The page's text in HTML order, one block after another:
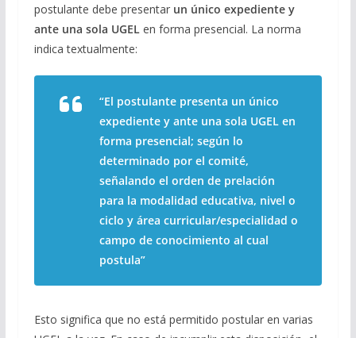
postulante debe presentar un único expediente y
ante una sola UGELen forma presencial. La norma
indica textualmente:
“El postulante presenta un único
expediente y ante una sola UGEL en
forma presencial; según lo
determinado por el comité,
señalando el orden de prelación
para la modalidad educativa, nivel o
ciclo y área curricular/especialidad o
campo de conocimiento al cual
postula”
Esto significa que no está permitido postular en varias